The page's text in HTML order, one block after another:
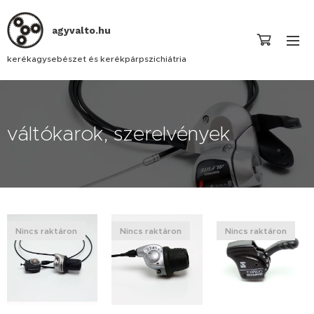
agyvalto.hu
kerékagysebészet és kerékpárpszichiátria
váltókarok, szerelvények
Nincs raktáron Nincs raktáron Nincs raktáron